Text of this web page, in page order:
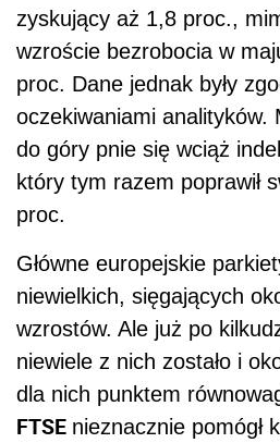
zyskujący aż 1,8 proc.,
wzroście bezrobocia w
proc. Dane jednak były
oczekiwaniami analityków.
do góry pnie się wciąż
który tym razem poprawił
proc.
Główne europejskie
niewielkich, sięgających
wzrostów. Ale już po
niewiele z nich zostało i
dla nich punktem
FTSE nieznacznie pomógł